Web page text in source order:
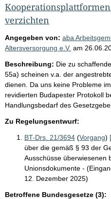
verzichten
Angegeben von: aba
Altersversorgung e.V. am
Beschreibung: Die zu
55a) scheinen v.a. der
dienen. Da uns keine Probleme
revidierten Budapester Protokoll
Handlungsbedarf des
Zu Regelungsentwurf:
BT-Drs. 21/3694 (Vorgang)
über die gemäß § 93 der
Ausschüsse überwiesenen
Unionsdokumente -
12. Dezember 2025)
Betroffene Bundesgesetze (3):